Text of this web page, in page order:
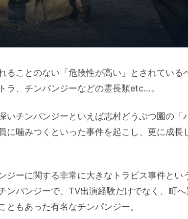
ることのない「危険性が高い」とされている
ラ、チンパンジーなどの霊長類etc…。
いチンパンジーといえば志村どうぶつ園の「
に噛みつくといった事件を起こし、更に成長
ジーに関する非常に大きなトラビス事件とい
ンパンジーで、TV出演経験だけでなく、町
ともあった有名なチンパンジー。